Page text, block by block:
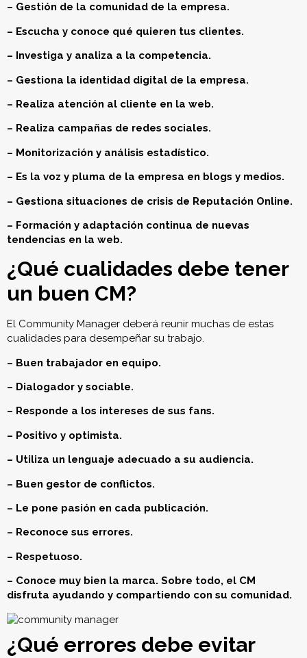
– Gestión de la comunidad de la empresa.
– Escucha y conoce qué quieren tus clientes.
– Investiga y analiza a la competencia.
– Gestiona la identidad digital de la empresa.
– Realiza atención al cliente en la web.
– Realiza campañas de redes sociales.
– Monitorización y análisis estadístico.
– Es la voz y pluma de la empresa en blogs y medios.
– Gestiona situaciones de crisis de Reputación Online.
– Formación y adaptación continua de nuevas
tendencias en la web.
¿Qué cualidades debe tener
un buen CM?
El Community Manager deberá reunir muchas de estas
cualidades para desempeñar su trabajo.
– Buen trabajador en equipo.
– Dialogador y sociable.
– Responde a los intereses de sus fans.
– Positivo y optimista.
– Utiliza un lenguaje adecuado a su audiencia.
– Buen gestor de conflictos.
– Le pone pasión en cada publicación.
– Reconoce sus errores.
– Respetuoso.
– Conoce muy bien la marca. Sobre todo, el CM
disfruta ayudando y compartiendo con su comunidad.
¿Qué errores debe evitar